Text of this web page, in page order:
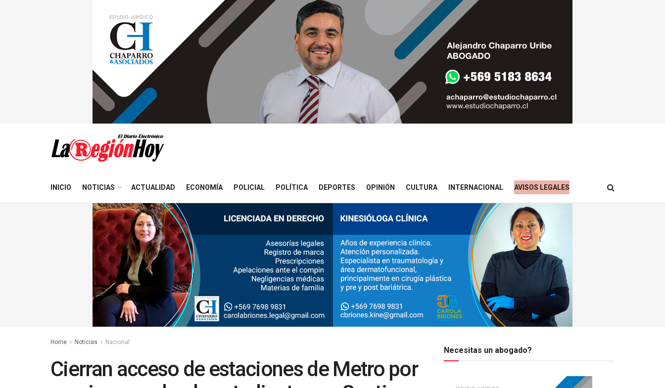
INICIO NOTICIAS ACTUALIDAD ECONOMÍA POLICIAL POLÍTICA DEPORTES OPINIÓN CULTURA INTERNACIONAL AVISOS LEGALES
Home Noticias Nacional
Cierran acceso de estaciones de Metro por
Necesitas un abogado?